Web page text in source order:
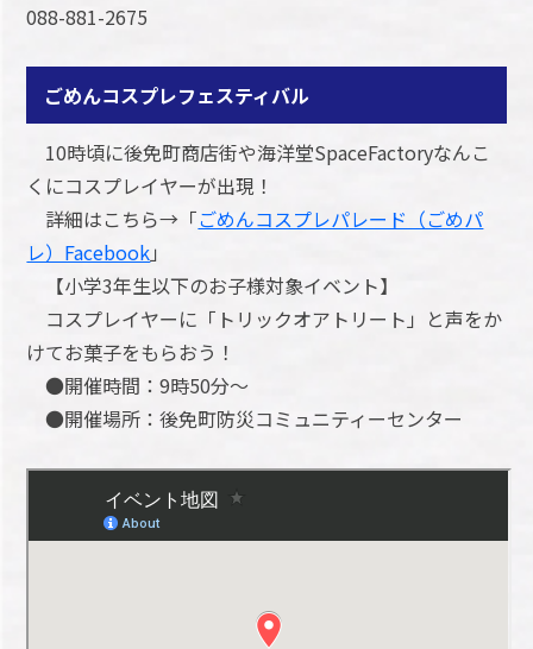
088-881-2675
ごめんコスプレフェスティバル
10時頃に後免町商店街や海洋堂SpaceFactoryなんこ
くにコスプレイヤーが出現！
詳細はこちら→「ごめんコスプレパレード（ごめパ
レ）Facebook」
【小学3年生以下のお子様対象イベント】
コスプレイヤーに「トリックオアトリート」と声をか
けてお菓子をもらおう！
●開催時間：9時50分～
●開催場所：後免町防災コミュニティーセンター